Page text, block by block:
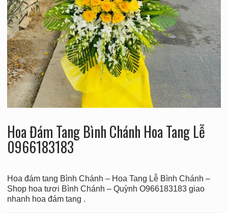
Hoa Đám Tang Bình Chánh Hoa Tang Lễ
0966183183
Hoa đám tang Bình Chánh – Hoa Tang Lễ Bình Chánh –
Shop hoa tươi Bình Chánh – Quỳnh O966183183 giao
nhanh hoa đám tang .